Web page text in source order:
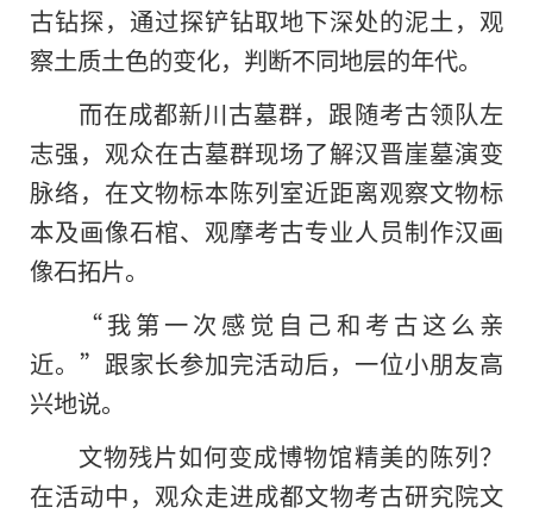
古钻探，通过探铲钻取地下深处的泥土，观
察土质土色的变化，判断不同地层的年代。
而在成都新川古墓群，跟随考古领队左
志强，观众在古墓群现场了解汉晋崖墓演变
脉络，在文物标本陈列室近距离观察文物标
本及画像石棺、观摩考古专业人员制作汉画
像石拓片。
“我第一次感觉自己和考古这么亲
近。”跟家长参加完活动后，一位小朋友高
兴地说。
文物残片如何变成博物馆精美的陈列？
在活动中，观众走进成都文物考古研究院文